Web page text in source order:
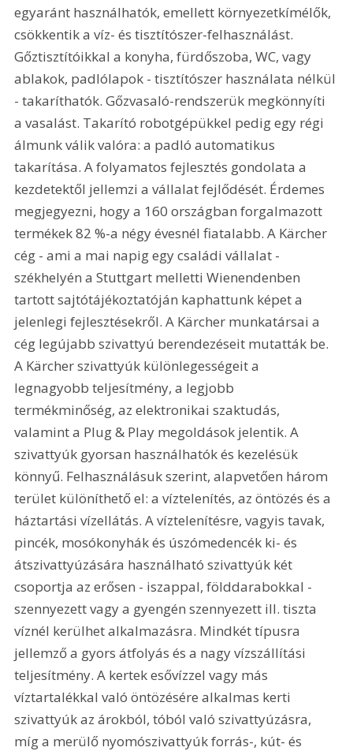
egyaránt használhatók, emellett környezetkímélők,
csökkentik a víz- és tisztítószer-felhasználást.
Gőztisztítóikkal a konyha, fürdőszoba, WC, vagy
ablakok, padlólapok - tisztítószer használata nélkül
- takaríthatók. Gőzvasaló-rendszerük megkönnyíti
a vasalást. Takarító robotgépükkel pedig egy régi
álmunk válik valóra: a padló automatikus
takarítása. A folyamatos fejlesztés gondolata a
kezdetektől jellemzi a vállalat fejlődését. Érdemes
megjegyezni, hogy a 160 országban forgalmazott
termékek 82 %-a négy évesnél fiatalabb. A Kärcher
cég - ami a mai napig egy családi vállalat -
székhelyén a Stuttgart melletti Wienendenben
tartott sajtótájékoztatóján kaphattunk képet a
jelenlegi fejlesztésekről. A Kärcher munkatársai a
cég legújabb szivattyú berendezéseit mutatták be.
A Kärcher szivattyúk különlegességeit a
legnagyobb teljesítmény, a legjobb
termékminőség, az elektronikai szaktudás,
valamint a Plug & Play megoldások jelentik. A
szivattyúk gyorsan használhatók és kezelésük
könnyű. Felhasználásuk szerint, alapvetően három
terület különíthető el: a víztelenítés, az öntözés és a
háztartási vízellátás. A víztelenítésre, vagyis tavak,
pincék, mosókonyhák és úszómedencék ki- és
átszivattyúzására használható szivattyúk két
csoportja az erősen - iszappal, földdarabokkal -
szennyezett vagy a gyengén szennyezett ill. tiszta
víznél kerülhet alkalmazásra. Mindkét típusra
jellemző a gyors átfolyás és a nagy vízszállítási
teljesítmény. A kertek esővízzel vagy más
víztartalékkal való öntözésére alkalmas kerti
szivattyúk az árokból, tóból való szivattyúzásra,
míg a merülő nyomószivattyúk forrás-, kút- és